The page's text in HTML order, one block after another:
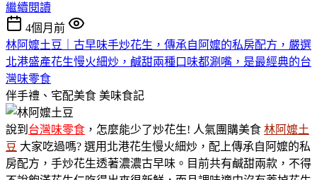
繼續閱讀
4個月前
林阿嬤土豆｜古早味手炒花生，傳承自阿嬤的私房配方，嚴選
北港盛產花生慢火細炒，鹹甜兩種口味都涮嘴，是最經典的台
灣味零食
伴手禮、宅配美食 美味食記
說到 台灣味零食 ，怎麼能少了炒花生! 人氣團購美食 林阿嬤土
豆 大家吃過嗎? 選用北港花生慢火細炒，配上傳承自阿嬤的私
房配方，手炒花生透著濃濃古早味。目前共有鹹甜兩款，不得